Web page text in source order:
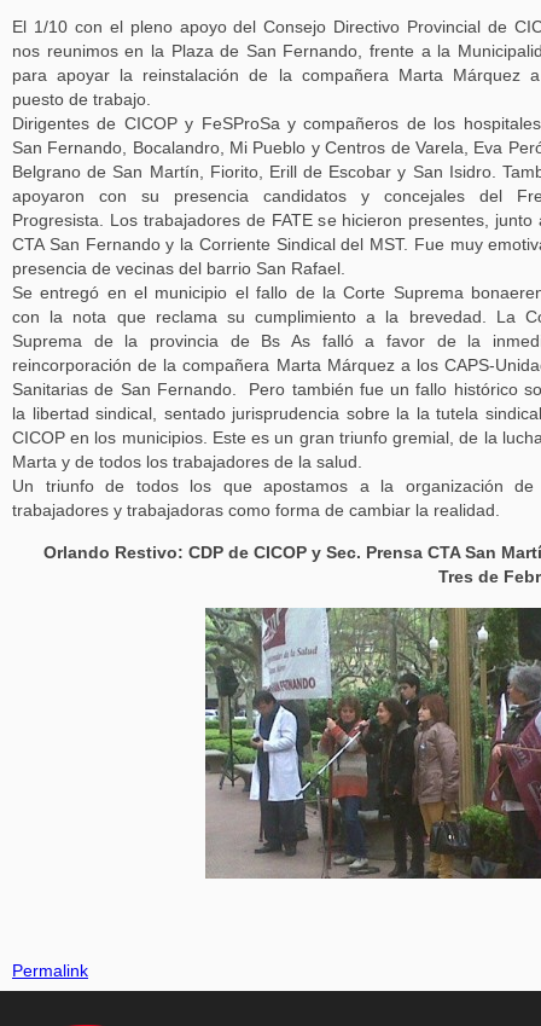
El 1/10 con el pleno apoyo del Consejo Directivo Provincial de
nos reunimos en la Plaza de San Fernando, frente a la
para apoyar la reinstalación de la compañera Marta Márquez
puesto de trabajo.
Dirigentes de CICOP y FeSProSa y compañeros de los
San Fernando, Bocalandro, Mi Pueblo y Centros de Varela, Eva
Belgrano de San Martín, Fiorito, Erill de Escobar y San Isidro.
apoyaron con su presencia candidatos y concejales del
Progresista. Los trabajadores de FATE se hicieron presentes, junto
CTA San Fernando y la Corriente Sindical del MST. Fue muy
presencia de vecinas del barrio San Rafael.
Se entregó en el municipio el fallo de la Corte Suprema
con la nota que reclama su cumplimiento a la brevedad. La
Suprema de la provincia de Bs As falló a favor de la
reincorporación de la compañera Marta Márquez a los CAPS-
Sanitarias de San Fernando. Pero también fue un fallo histórico
la libertad sindical, sentado jurisprudencia sobre la la tutela
CICOP en los municipios. Este es un gran triunfo gremial, de la
Marta y de todos los trabajadores de la salud.
Un triunfo de todos los que apostamos a la organización de
trabajadores y trabajadoras como forma de cambiar la realidad.
Orlando Restivo: CDP de CICOP y Sec. Prensa CTA San
Tres de
Permalink